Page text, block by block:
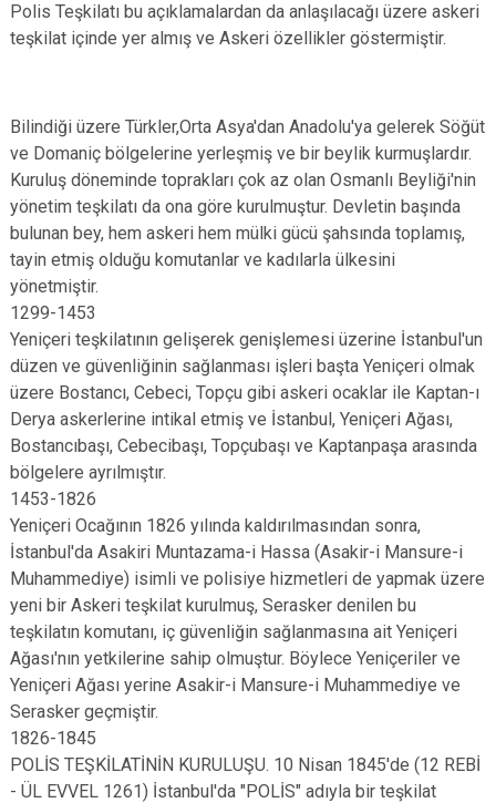
Polis Teşkilatı bu açıklamalardan da anlaşılacağı üzere askeri
teşkilat içinde yer almış ve Askeri özellikler göstermiştir.
Bilindiği üzere Türkler,Orta Asya'dan Anadolu'ya gelerek Söğüt
ve Domaniç bölgelerine yerleşmiş ve bir beylik kurmuşlardır.
Kuruluş döneminde toprakları çok az olan Osmanlı Beyliği'nin
yönetim teşkilatı da ona göre kurulmuştur. Devletin başında
bulunan bey, hem askeri hem mülki gücü şahsında toplamış,
tayin etmiş olduğu komutanlar ve kadılarla ülkesini
yönetmiştir.
1299-1453
Yeniçeri teşkilatının gelişerek genişlemesi üzerine İstanbul'un
düzen ve güvenliğinin sağlanması işleri başta Yeniçeri olmak
üzere Bostancı, Cebeci, Topçu gibi askeri ocaklar ile Kaptan-ı
Derya askerlerine intikal etmiş ve İstanbul, Yeniçeri Ağası,
Bostancıbaşı, Cebecibaşı, Topçubaşı ve Kaptanpaşa arasında
bölgelere ayrılmıştır.
1453-1826
Yeniçeri Ocağının 1826 yılında kaldırılmasından sonra,
İstanbul'da Asakiri Muntazama-i Hassa (Asakir-i Mansure-i
Muhammediye) isimli ve polisiye hizmetleri de yapmak üzere
yeni bir Askeri teşkilat kurulmuş, Serasker denilen bu
teşkilatın komutanı, iç güvenliğin sağlanmasına ait Yeniçeri
Ağası'nın yetkilerine sahip olmuştur. Böylece Yeniçeriler ve
Yeniçeri Ağası yerine Asakir-i Mansure-i Muhammediye ve
Serasker geçmiştir.
1826-1845
POLİS TEŞKİLATİNİN KURULUŞU. 10 Nisan 1845'de (12 REBİ
- ÜL EVVEL 1261) İstanbul'da "POLİS" adıyla bir teşkilat